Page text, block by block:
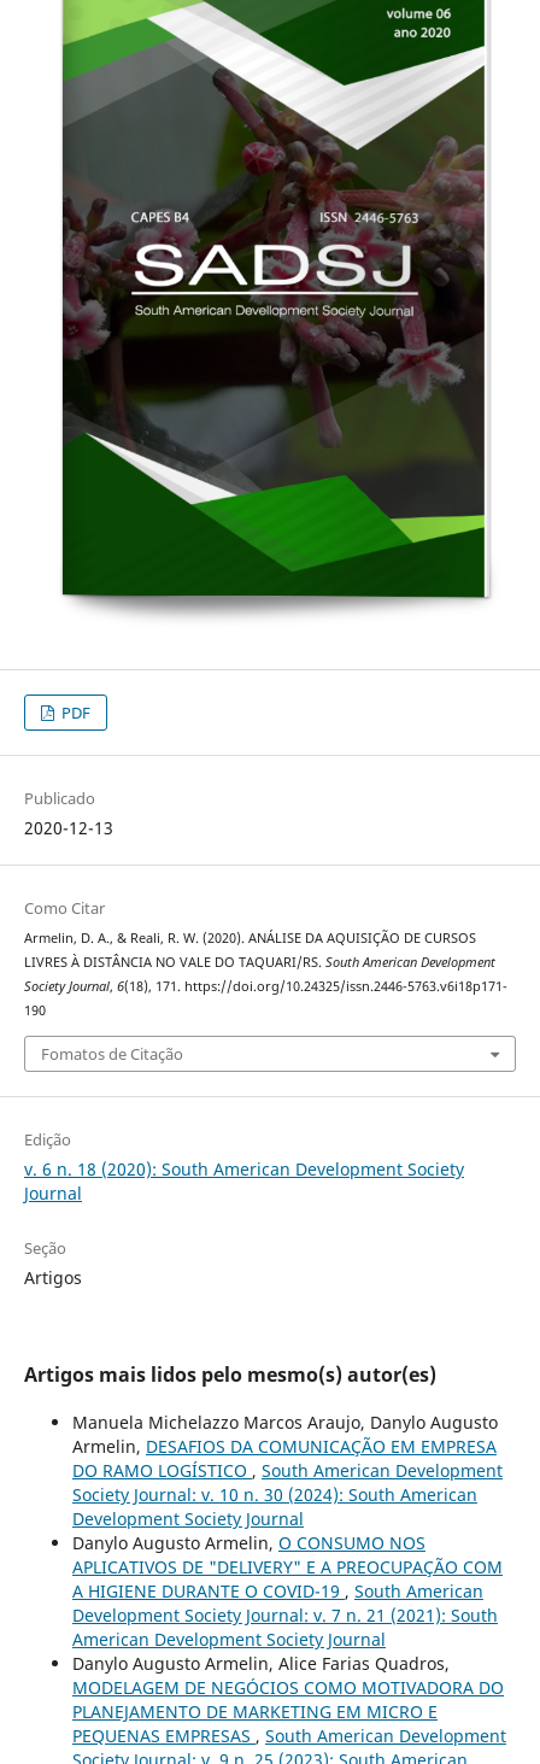
PDF
Publicado
2020-12-13
Como Citar
Armelin, D. A., & Reali, R. W. (2020). ANÁLISE DA AQUISIÇÃO DE CURSOS
LIVRES À DISTÂNCIA NO VALE DO TAQUARI/RS. South American Development
Society Journal, 6(18), 171. https://doi.org/10.24325/issn.2446-5763.v6i18p171-
190
Fomatos de Citação
Edição
v. 6 n. 18 (2020): South American Development Society
Journal
Seção
Artigos
Artigos mais lidos pelo mesmo(s) autor(es)
Manuela Michelazzo Marcos Araujo, Danylo Augusto
Armelin, DESAFIOS DA COMUNICAÇÃO EM EMPRESA
DO RAMO LOGÍSTICO , South American Development
Society Journal: v. 10 n. 30 (2024): South American
Development Society Journal
Danylo Augusto Armelin, O CONSUMO NOS
APLICATIVOS DE "DELIVERY" E A PREOCUPAÇÃO COM
A HIGIENE DURANTE O COVID-19 , South American
Development Society Journal: v. 7 n. 21 (2021): South
American Development Society Journal
Danylo Augusto Armelin, Alice Farias Quadros,
MODELAGEM DE NEGÓCIOS COMO MOTIVADORA DO
PLANEJAMENTO DE MARKETING EM MICRO E
PEQUENAS EMPRESAS , South American Development